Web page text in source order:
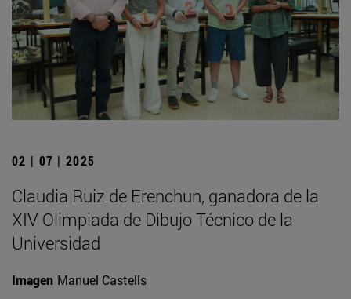
02 | 07 | 2025
Claudia Ruiz de Erenchun, ganadora de la
XIV Olimpiada de Dibujo Técnico de la
Universidad
Imagen Manuel Castells